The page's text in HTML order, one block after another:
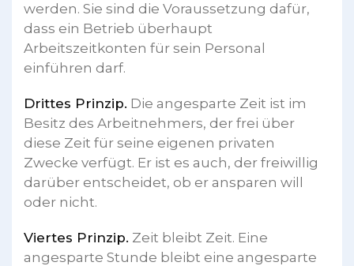
werden. Sie sind die Voraussetzung dafür,
dass ein Betrieb überhaupt
Arbeitszeitkonten für sein Personal
einführen darf.
Drittes Prinzip. Die angesparte Zeit ist im
Besitz des Arbeitnehmers, der frei über
diese Zeit für seine eigenen privaten
Zwecke verfügt. Er ist es auch, der freiwillig
darüber entscheidet, ob er ansparen will
oder nicht.
Viertes Prinzip. Zeit bleibt Zeit. Eine
angesparte Stunde bleibt eine angesparte